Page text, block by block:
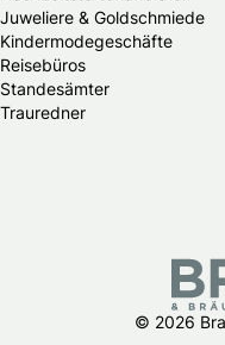
Juweliere & Goldschmiede
Kindermodegeschäfte
Reisebüros
Standesämter
Trauredner
© 2026